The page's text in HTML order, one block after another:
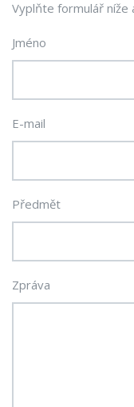
Vyplňte formulář níže
Jméno
E-mail
Předmět
Zpráva